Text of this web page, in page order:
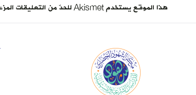
هذا الموقع يستخدم Akismet للحدّ من التعليقات المزعجة والغير مرغوبة.